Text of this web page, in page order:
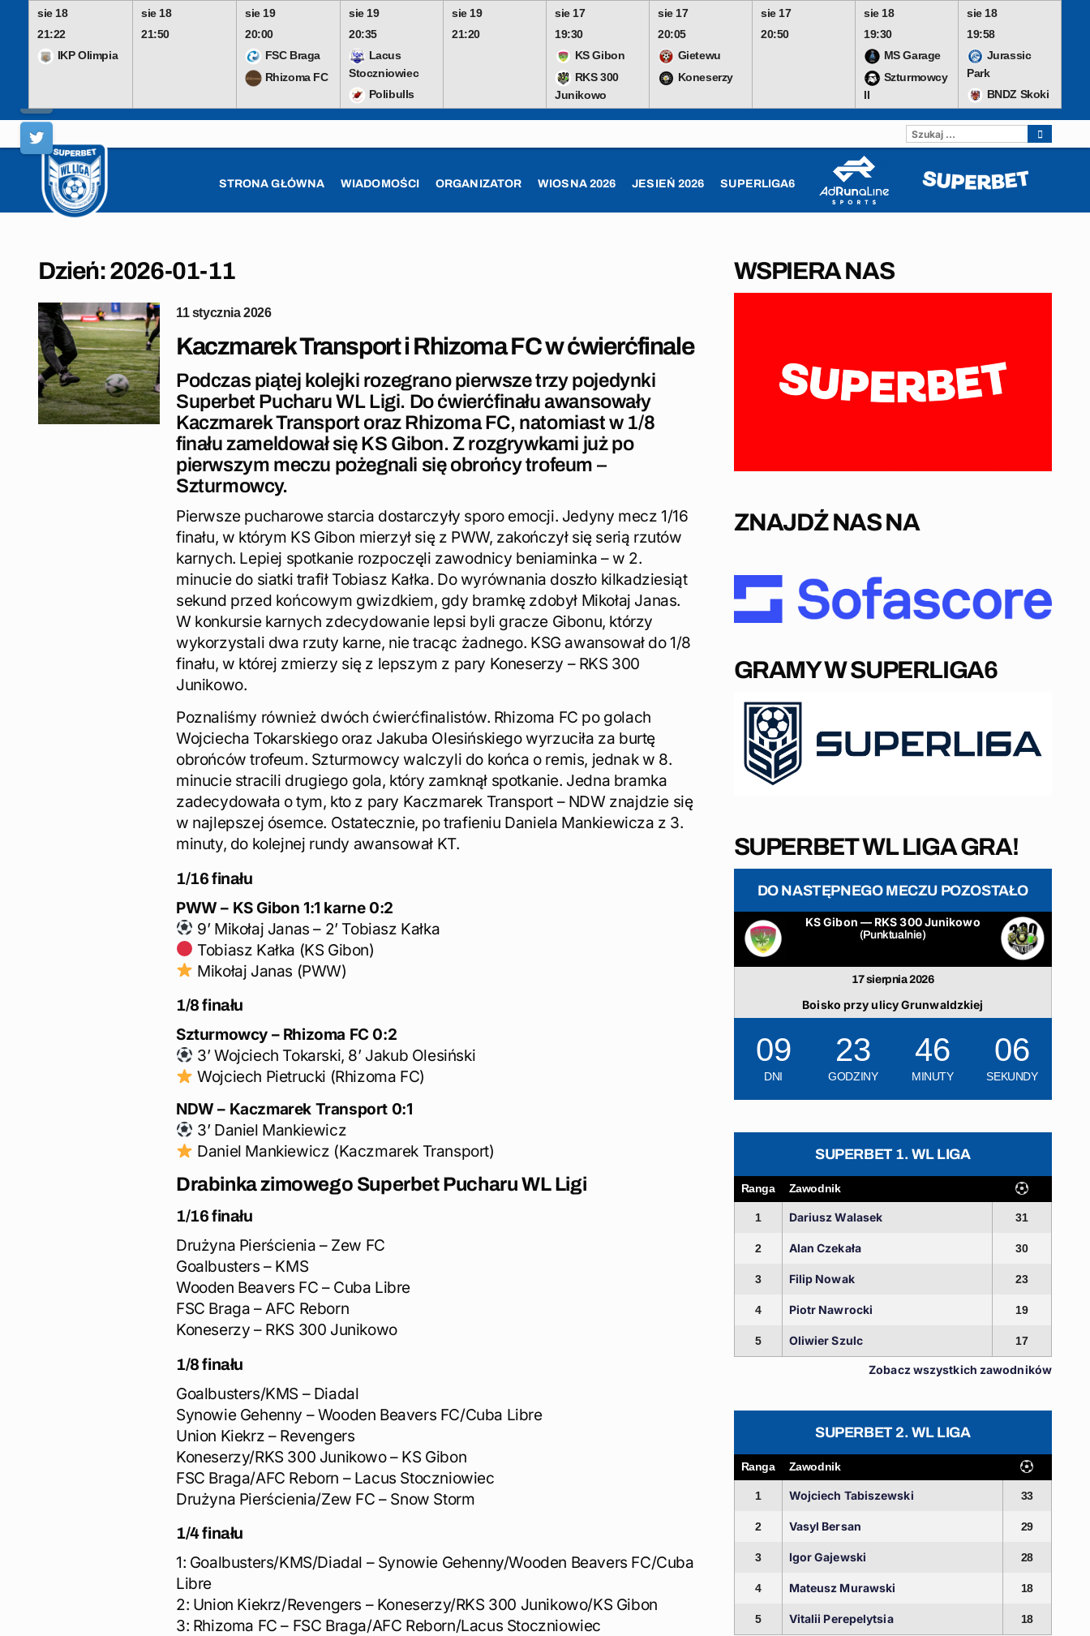
sie 18
21:22
IKP Olimpia
sie 18
21:50
sie 19
20:00
FSC Braga
Rhizoma FC
sie 19
20:35
Lacus
Stoczniowiec
Polibulls
sie 19
21:20
sie 17
19:30
KS Gibon
RKS 300
Junikowo
sie 17
20:05
Gietewu
Koneserzy
sie 17
20:50
sie 18
19:30
MS Garage
Szturmowcy
II
sie 18
19:58
Jurassic
Park
BNDZ Skoki
Skip
content
STRONA GŁÓWNA WIADOMOŚCI ORGANIZATOR WIOSNA 2026 JESIEŃ 2026 SUPERLIGA6
SZUKAJ:
Dzień:2026-01-11
11 stycznia 2026
Kaczmarek Transport i Rhizoma FC w ćwierćfinale
Podczas piątej kolejki rozegrano pierwsze trzy pojedynki
Superbet Pucharu WL Ligi. Do ćwierćfinału awansowały
Kaczmarek Transport oraz Rhizoma FC, natomiast w 1/8
finału zameldował się KS Gibon. Z rozgrywkami już po
pierwszym meczu pożegnali się obrońcy trofeum –
Szturmowcy.
Pierwsze pucharowe starcia dostarczyły sporo emocji. Jedyny mecz 1/16
finału, w którym KS Gibon mierzył się z PWW, zakończył się serią rzutów
karnych. Lepiej spotkanie rozpoczęli zawodnicy beniaminka – w 2.
minucie do siatki trafił Tobiasz Kałka. Do wyrównania doszło kilkadziesiąt
sekund przed końcowym gwizdkiem, gdy bramkę zdobył Mikołaj Janas.
W konkursie karnych zdecydowanie lepsi byli gracze Gibonu, którzy
wykorzystali dwa rzuty karne, nie tracąc żadnego. KSG awansował do 1/8
finału, w której zmierzy się z lepszym z pary Koneserzy – RKS 300
Junikowo.
Poznaliśmy również dwóch ćwierćfinalistów. Rhizoma FC po golach
Wojciecha Tokarskiego oraz Jakuba Olesińskiego wyrzuciła za burtę
obrońców trofeum. Szturmowcy walczyli do końca o remis, jednak w 8.
minucie stracili drugiego gola, który zamknął spotkanie. Jedna bramka
zadecydowała o tym, kto z pary Kaczmarek Transport – NDW znajdzie się
w najlepszej ósemce. Ostatecznie, po trafieniu Daniela Mankiewicza z 3.
minuty, do kolejnej rundy awansował KT.
1/16finału
PWW – KS Gibon 1:1 karne 0:2
9’ Mikołaj Janas – 2’ Tobiasz Kałka
Tobiasz Kałka (KS Gibon)
Mikołaj Janas (PWW)
1/8finału
Szturmowcy – Rhizoma FC 0:2
3’ Wojciech Tokarski, 8’ Jakub Olesiński
Wojciech Pietrucki (Rhizoma FC)
NDW – Kaczmarek Transport 0:1
3’ Daniel Mankiewicz
Daniel Mankiewicz (Kaczmarek Transport)
Drabinka zimowego Superbet Pucharu WL Ligi
1/16 finału
Drużyna Pierścienia – Zew FC
Goalbusters – KMS
Wooden Beavers FC – Cuba Libre
FSC Braga – AFC Reborn
Koneserzy – RKS 300 Junikowo
1/8 finału
Goalbusters/KMS – Diadal
Synowie Gehenny – Wooden Beavers FC/Cuba Libre
Union Kiekrz – Revengers
Koneserzy/RKS 300 Junikowo – KS Gibon
FSC Braga/AFC Reborn – Lacus Stoczniowiec
Drużyna Pierścienia/Zew FC – Snow Storm
1/4 finału
1: Goalbusters/KMS/Diadal – Synowie Gehenny/Wooden Beavers FC/Cuba
Libre
2: Union Kiekrz/Revengers – Koneserzy/RKS 300 Junikowo/KS Gibon
3: Rhizoma FC – FSC Braga/AFC Reborn/Lacus Stoczniowiec
WSPIERA NAS
ZNAJDŹ NAS NA
GRAMY W SUPERLIGA6
SUPERBET WL LIGA GRA!
DO NASTĘPNEGO MECZU POZOSTAŁO
KS Gibon — RKS 300 Junikowo
(Punktualnie)
17 sierpnia 2026
Boisko przy ulicy Grunwaldzkiej
09
DNI
23
GODZINY
46
MINUTY
05
SEKUNDY
SUPERBET 1. WL LIGA
Ranga Zawodnik
1 Dariusz Walasek 31
2 Alan Czekała 30
3 Filip Nowak 23
4 Piotr Nawrocki 19
5 Oliwier Szulc 17
Zobacz wszystkich zawodników
SUPERBET 2. WL LIGA
Ranga Zawodnik
1 Wojciech Tabiszewski 33
2 Vasyl Bersan 29
3 Igor Gajewski 28
4 Mateusz Murawski 18
5 Vitalii Perepelytsia 18